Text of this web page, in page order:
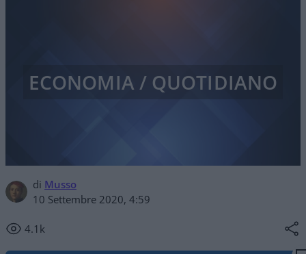
di Musso
10 Settembre 2020, 4:59
4.1k
ECONOMIA / QUOTIDIANO